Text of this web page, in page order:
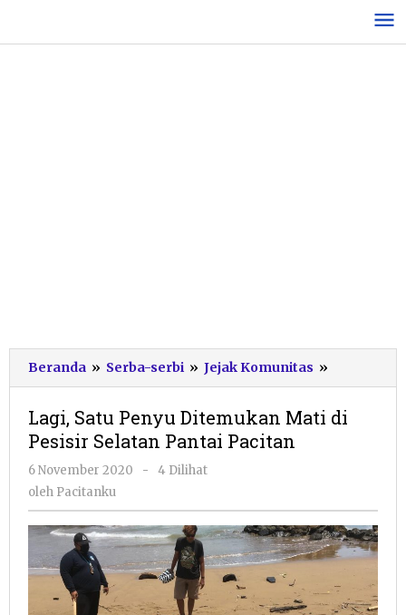
konten
Beranda » Serba-serbi » Jejak Komunitas »
Satu
Ditemukan
Pacitan
Lagi, Satu Penyu Ditemukan Mati di
Pesisir Selatan Pantai Pacitan
6 November 2020
oleh
-
4 Dilihat
oleh Pacitanku